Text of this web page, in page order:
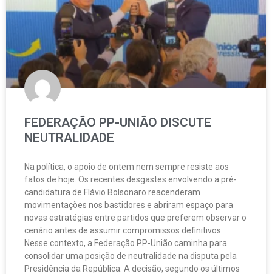
FEDERAÇÃO PP-UNIÃO DISCUTE
NEUTRALIDADE
Na política, o apoio de ontem nem sempre resiste aos
fatos de hoje. Os recentes desgastes envolvendo a pré-
candidatura de Flávio Bolsonaro reacenderam
movimentações nos bastidores e abriram espaço para
novas estratégias entre partidos que preferem observar o
cenário antes de assumir compromissos definitivos.
Nesse contexto, a Federação PP-União caminha para
consolidar uma posição de neutralidade na disputa pela
Presidência da República. A decisão, segundo os últimos